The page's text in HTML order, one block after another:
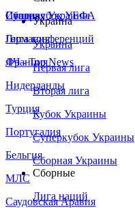
Сборная Украины
Италия
Германия
Франция
Нидерланды
Турция
Португалия
Бельгия
МЛС
Саудовская Аравия
Суперкубок УЕФА
Лига конференций
ЛЧ - Top News
Украина
Украина
Первая лига
Вторая лига
Кубок Украины
Суперкубок Украины
Сборная Украины
Сборные
Лига наций